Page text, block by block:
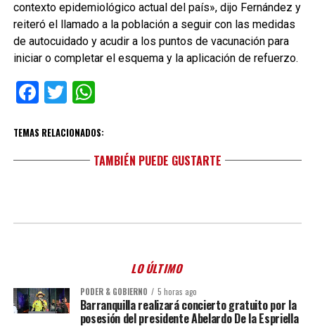
contexto epidemiológico actual del país», dijo Fernández y
reiteró el llamado a la población a seguir con las medidas
de autocuidado y acudir a los puntos de vacunación para
iniciar o completar el esquema y la aplicación de refuerzo.
Facebook
TwitterWhatsApp
TEMAS RELACIONADOS:
TAMBIÉN PUEDE GUSTARTE
LO ÚLTIMO
PODER & GOBIERNO 5 horas ago
Barranquilla realizará concierto gratuito por la
posesión del presidente Abelardo De la Espriella